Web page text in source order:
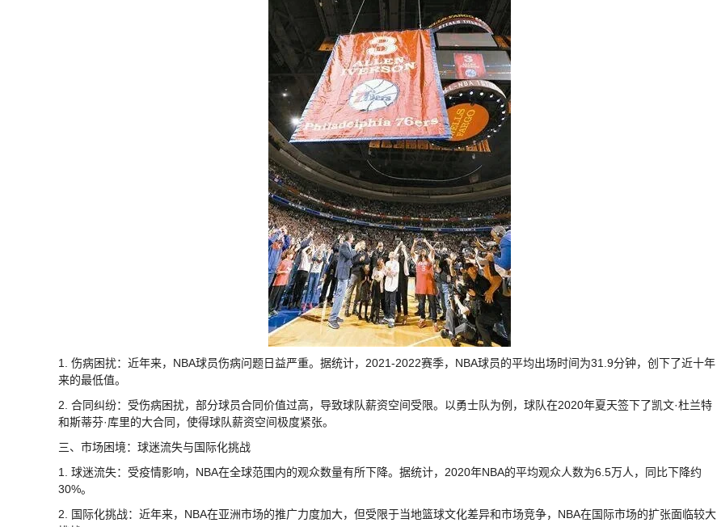
1. 伤病困扰：近年来，NBA球员伤病问题日益严重。据统计，2021-2022赛季，NBA球员的平均出场时间为31.9分钟，创下了近十年
来的最低值。
2. 合同纠纷：受伤病困扰，部分球员合同价值过高，导致球队薪资空间受限。以勇士队为例，球队在2020年夏天签下了凯文·杜兰特
和斯蒂芬·库里的大合同，使得球队薪资空间极度紧张。
三、市场困境：球迷流失与国际化挑战
1. 球迷流失：受疫情影响，NBA在全球范围内的观众数量有所下降。据统计，2020年NBA的平均观众人数为6.5万人，同比下降约
30%。
2. 国际化挑战：近年来，NBA在亚洲市场的推广力度加大，但受限于当地篮球文化差异和市场竞争，NBA在国际市场的扩张面临较大